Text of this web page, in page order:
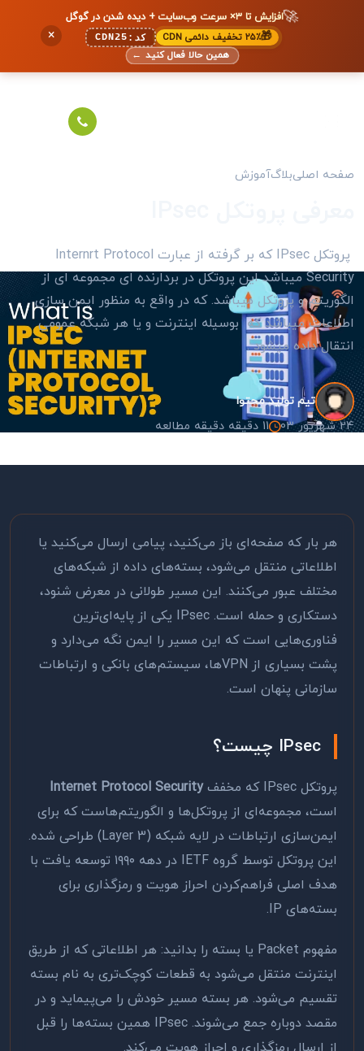
🚀افزایش تا ۳× سرعت وب‌سایت + دیده شدن در گوگل
🎁۲۵٪ تخفیف دائمی CDN کد: CDN25
همین حالا فعال کنید ←
×
صفحه اصلیبلاگآموزش
پروتکل IPsec که بر گرفته از عبارت Internrt Protocol
Security میباشد این پروتکل در بردارنده ای مجموعه ای از
الگوریتم و پروتکل میباشد. که در واقع به منظور ایمن سازی
اطلاعات میباشد که بوسیله اینترنت و یا هر شبکه عمومی
انتقال داده میشود .
تیم تولید محتوا
24 شهریور 03 11 دقیقه دقیقه مطالعه
هر بار که صفحه‌ای باز می‌کنید، پیامی ارسال می‌کنید یا
اطلاعاتی منتقل می‌شود، بسته‌های داده از شبکه‌های
مختلف عبور می‌کنند. این مسیر طولانی در معرض شنود،
دستکاری و حمله است. IPsec یکی از پایه‌ای‌ترین
فناوری‌هایی است که این مسیر را ایمن نگه می‌دارد و
پشت بسیاری از VPN‌ها، سیستم‌های بانکی و ارتباطات
سازمانی پنهان است.
IPsec چیست؟
پروتکل IPsec که مخفف
Internet Protocol Security
است، مجموعه‌ای از پروتکل‌ها و الگوریتم‌هاست که برای
ایمن‌سازی ارتباطات در لایه شبکه (Layer 3) طراحی شده.
این پروتکل توسط گروه IETF در دهه ۱۹۹۰ توسعه یافت با
هدف اصلی فراهم‌کردن احراز هویت و رمزگذاری برای
بسته‌های IP.
مفهوم Packet یا بسته را بدانید: هر اطلاعاتی که از طریق
اینترنت منتقل می‌شود به قطعات کوچک‌تری به نام بسته
تقسیم می‌شود. هر بسته مسیر خودش را می‌پیماید و در
مقصد دوباره جمع می‌شوند. IPsec همین بسته‌ها را قبل